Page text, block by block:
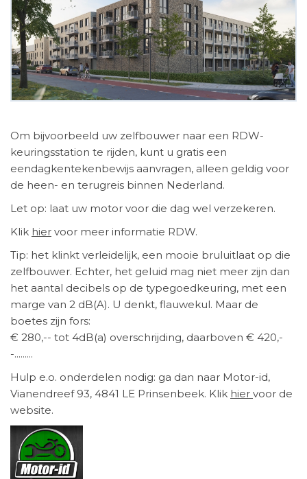
Om bijvoorbeeld uw zelfbouwer naar een RDW-
keuringsstation te rijden, kunt u gratis een
eendagkentekenbewijs aanvragen, alleen geldig voor
de heen- en terugreis binnen Nederland.
Let op: laat uw motor voor die dag wel verzekeren.
Klik hier voor meer informatie RDW.
Tip: het klinkt verleidelijk, een mooie bruluitlaat op die
zelfbouwer. Echter, het geluid mag niet meer zijn dan
het aantal decibels op de typegoedkeuring, met een
marge van 2 dB(A). U denkt, flauwekul. Maar de
boetes zijn fors:
€ 280,-- tot 4dB(a) overschrijding, daarboven € 420,-
-.........
Hulp e.o. onderdelen nodig: ga dan naar Motor-id,
Vianendreef 93, 4841 LE Prinsenbeek. Klik hier voor de
website.